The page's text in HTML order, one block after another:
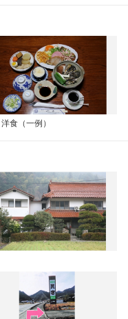
食（一例）